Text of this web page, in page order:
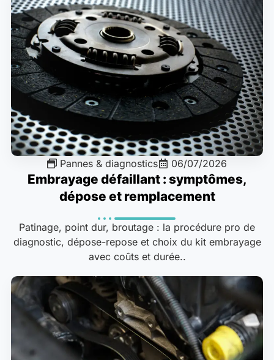
Pannes & diagnostics 06/07/2026
Embrayage défaillant : symptômes,
dépose et remplacement
Patinage, point dur, broutage : la procédure pro de
diagnostic, dépose-repose et choix du kit embrayage
avec coûts et durée..